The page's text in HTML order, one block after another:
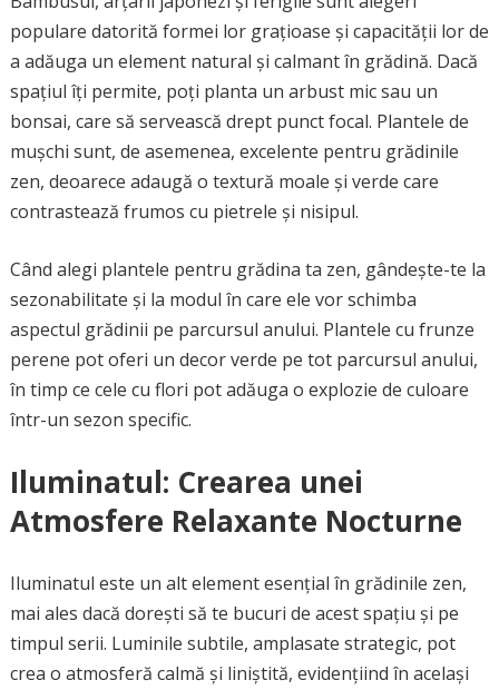
populare datorită formei lor grațioase și capacității lor de
a adăuga un element natural și calmant în grădină. Dacă
spațiul îți permite, poți planta un arbust mic sau un
bonsai, care să servească drept punct focal. Plantele de
mușchi sunt, de asemenea, excelente pentru grădinile
zen, deoarece adaugă o textură moale și verde care
contrastează frumos cu pietrele și nisipul.
Când alegi plantele pentru grădina ta zen, gândește-te la
sezonabilitate și la modul în care ele vor schimba
aspectul grădinii pe parcursul anului. Plantele cu frunze
perene pot oferi un decor verde pe tot parcursul anului,
în timp ce cele cu flori pot adăuga o explozie de culoare
într-un sezon specific.
Iluminatul: Crearea unei
Atmosfere Relaxante Nocturne
Iluminatul este un alt element esențial în grădinile zen,
mai ales dacă dorești să te bucuri de acest spațiu și pe
timpul serii. Luminile subtile, amplasate strategic, pot
crea o atmosferă calmă și liniștită, evidențiind în același